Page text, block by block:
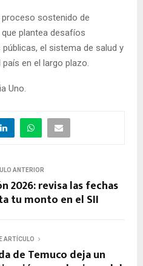
sostenido de
plantea desafíos
el sistema de salud y
en el largo plazo.
Uno.
ANTERIOR
2026: revisa las fechas
tu monto en el SII
ARTÍCULO
de Temuco deja un